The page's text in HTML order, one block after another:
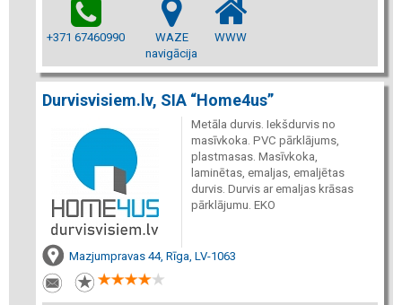
+371 67460990
WAZE
navigācija
WWW
Durvisvisiem.lv, SIA “Home4us”
Metāla durvis. Iekšdurvis no
masīvkoka. PVC pārklājums,
plastmasas. Masīvkoka,
laminētas, emaljas, emaljētas
durvis. Durvis ar emaljas krāsas
pārklājumu. EKO
Mazjumpravas 44, Rīga, LV-1063